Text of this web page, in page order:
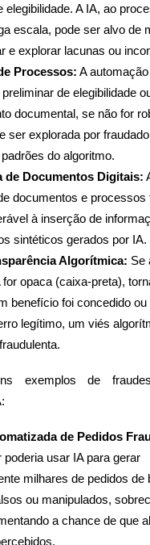
elegibilidade. A IA, ao
escala, pode ser alvo de
e explorar lacunas ou
Processos: A
de elegibilidade
documental, se não for
ser explorada por
do algoritmo.
de Documentos Digitais:
documentos e processos
à inserção de
sintéticos gerados por IA.
Algorítmica: Se
for opaca (caixa-preta),
benefício foi concedido ou
legítimo, um viés
exemplos de
de Pedidos
poderia usar IA para gerar
milhares de pedidos de
ou manipulados,
a chance de que